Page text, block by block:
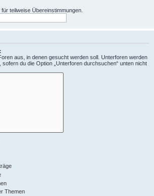
teilweise Übereinstimmungen.
aus, in denen gesucht werden soll. Unterforen werden
du die Option „Unterforen durchsuchen“ unten nicht
Themen